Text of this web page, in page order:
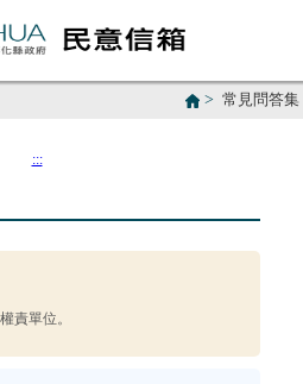
> 常見問答集
:::
責單位。